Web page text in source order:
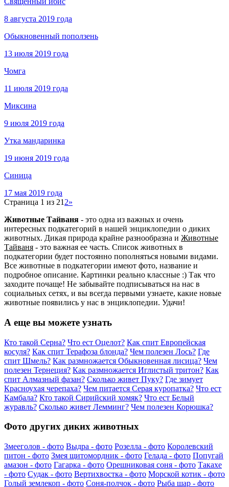
8 августа 2019 года
Обыкновенный поползень
13 июля 2019 года
Чомга
11 июля 2019 года
Миксина
9 июля 2019 года
Утка мандаринка
19 июня 2019 года
Синица
17 мая 2019 года
Страница 1 из 21 2»
Животные Тайваня - это одна из важных и очень
интересных подкатегорий в нашей энциклопедии о диких
животных. Дикая природа крайне разнообразна и Животные
Тайваня - это важная ее часть. Список животных в
подкатегории будет постоянно пополняться новыми видами.
Все животные в подкатегории имеют фото, название и
подробное описание. Картинки реально классные :) Так что
заходите почаще! Не забывайте подписываться на нас в
социальных сетях, и вы всегда первыми узнаете, какие новые
животные появились у нас в энциклопедии. Удачи!
А еще вы можете узнать
Кто такой Серна? Что ест Оцелот? Как спит Европейская
косуля? Как спит Терафоза блонда? Чем полезен Лось? Где
спит Шмель? Как размножается Обыкновенная лисица? Чем
полезен Тернеция? Как размножается Иглистый тритон? Как
спит Алмазный фазан? Сколько живет Пуку? Где зимует
Красноухая черепаха? Чем питается Серая куропатка? Что ест
Камбала? Кто такой Сирийский хомяк? Что ест Белый
журавль? Сколько живет Лемминг? Чем полезен Корюшка?
Фото других диких животных
Змееголов - фото Выдра - фото Розелла - фото Королевский
питон - фото Змея щитомордник - фото Гелада - фото Попугай
амазон - фото Гагарка - фото Орешниковая соня - фото Такахе
- фото Судак - фото Вертихвостка - фото Морской котик - фото
Голый землекоп - фото Соня-полчок - фото Рыба шар - фото